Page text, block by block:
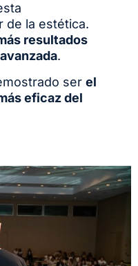
de la estética.
resultados
.
ser el
eficaz del